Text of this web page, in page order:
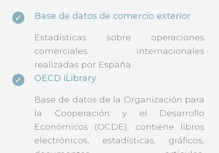
Base de datos de comercio exterior
Estadísticas sobre operaciones
comerciales internacionales
realizadas por España.
OECD iLibrary
Base de datos de la Organización para
la Cooperación y el Desarrollo
Económicos (OCDE), contiene libros
electrónicos, estadísticas, gráficos,